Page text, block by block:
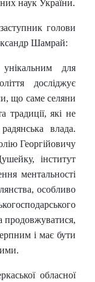
наук України.
голови
Шамрай:
для
досліджує
що саме селяни
традиції, які не
влада.
Георгійовичу
інститут
ментальності
особливо
продовжуватися,
і має бути
обласної